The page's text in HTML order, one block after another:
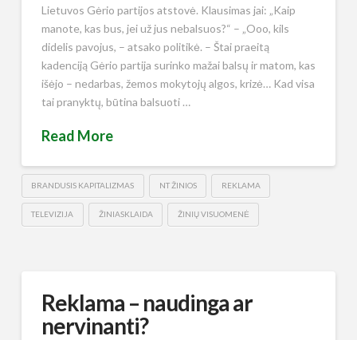
Lietuvos Gėrio partijos atstovė. Klausimas jai: „Kaip
manote, kas bus, jei už jus nebalsuos?“ – „Ooo, kils
didelis pavojus, – atsako politikė. – Štai praeitą
kadenciją Gėrio partija surinko mažai balsų ir matom, kas
išėjo – nedarbas, žemos mokytojų algos, krizė… Kad visa
tai pranyktų, būtina balsuoti …
Read More
BRANDUSIS KAPITALIZMAS NT ŽINIOS REKLAMA
TELEVIZIJA ŽINIASKLAIDA ŽINIŲ VISUOMENĖ
Reklama – naudinga ar
nervinanti?